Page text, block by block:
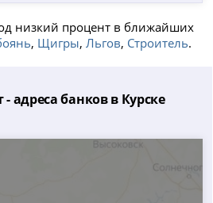
низкий процент в ближайших
, Щигры,Льгов, Строитель.
адреса банков в Курске